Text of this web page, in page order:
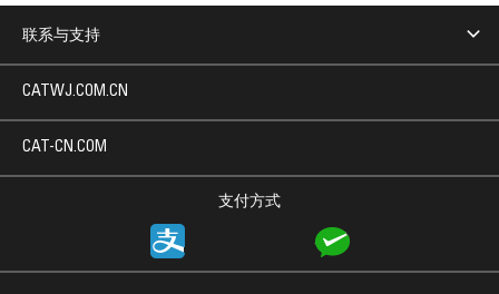
联系与支持
支付方式
CATWJ.COM.CN
CAT-CN.COM